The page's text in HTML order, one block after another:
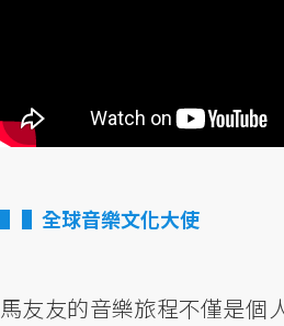
▌全球音樂文化大使
馬友友的音樂旅程不僅是個